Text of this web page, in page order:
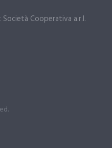
Cooperativa a.r.l.